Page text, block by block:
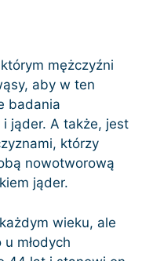
mężczyźni
aby w ten
badania
jąder. A także, jest
którzy
nowotworową
jąder.
wieku, ale
młodych